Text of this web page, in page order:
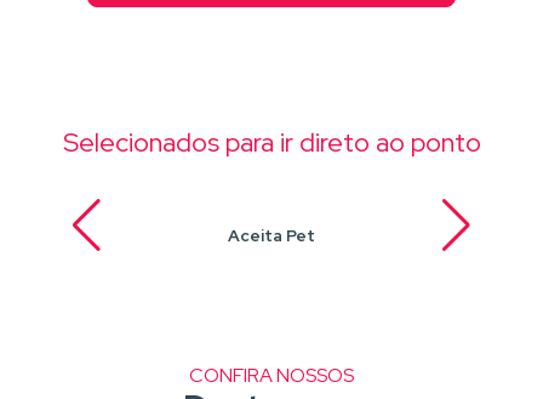
Selecionados para ir direto ao ponto
Aceita Pet
CONFIRA NOSSOS